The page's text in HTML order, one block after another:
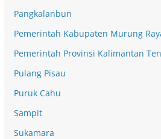
Pangkalanbun
Pemerintah Kabupaten Murung
Pemerintah Provinsi Kalimantan
Pulang Pisau
Puruk Cahu
Sampit
Sukamara